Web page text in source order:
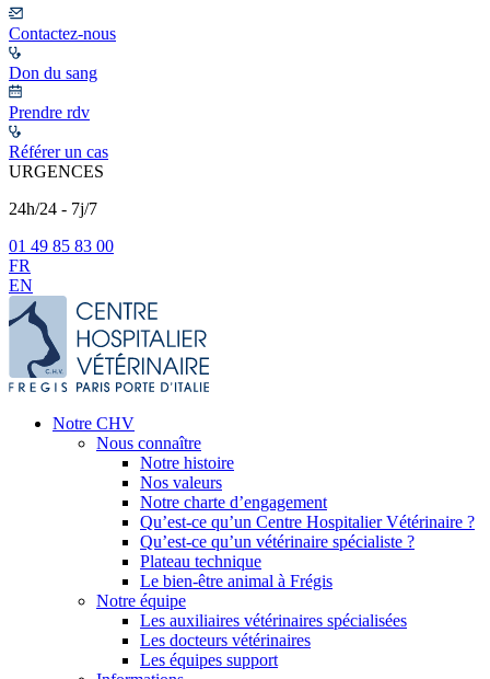
Contactez-nous
Don du sang
Prendre rdv
Référer un cas
URGENCES
24h/24 - 7j/7
01 49 85 83 00
FR
EN
Notre CHV
Nous connaître
Notre histoire
Nos valeurs
Notre charte d’engagement
Qu’est-ce qu’un Centre Hospitalier Vétérinaire ?
Qu’est-ce qu’un vétérinaire spécialiste ?
Plateau technique
Le bien-être animal à Frégis
Notre équipe
Les auxiliaires vétérinaires spécialisées
Les docteurs vétérinaires
Les équipes support